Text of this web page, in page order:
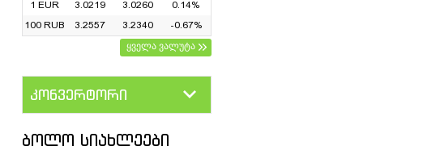
1 EUR
3.0219 3.0260
0.14%
100 RUB
3.2557 3.2340
-0.67%
ყველა ვალუტა
კონვერტორი
ᲑᲝᲚᲝ ᲡᲘᲐᲮᲚᲔᲔᲑᲘ